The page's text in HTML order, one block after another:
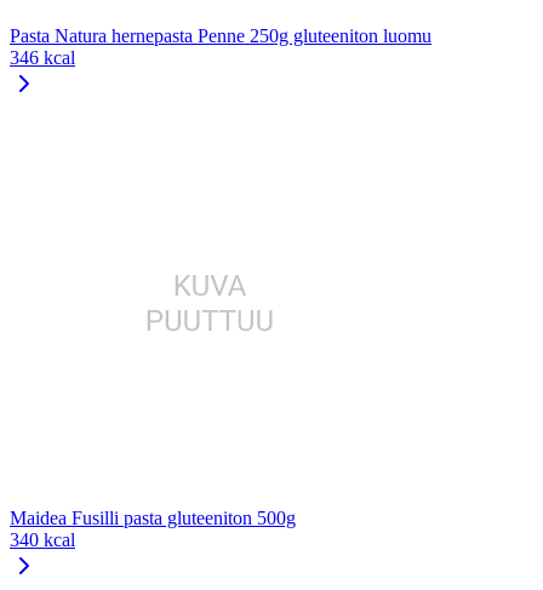
Pasta Natura hernepasta Penne 250g gluteeniton luomu
346 kcal
Maidea Fusilli pasta gluteeniton 500g
340 kcal